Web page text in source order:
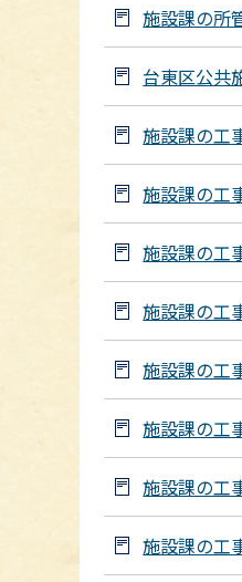
施設課の所
台東区公共
施設課の工
施設課の工
施設課の工
施設課の工
施設課の工
施設課の工
施設課の工
施設課の工